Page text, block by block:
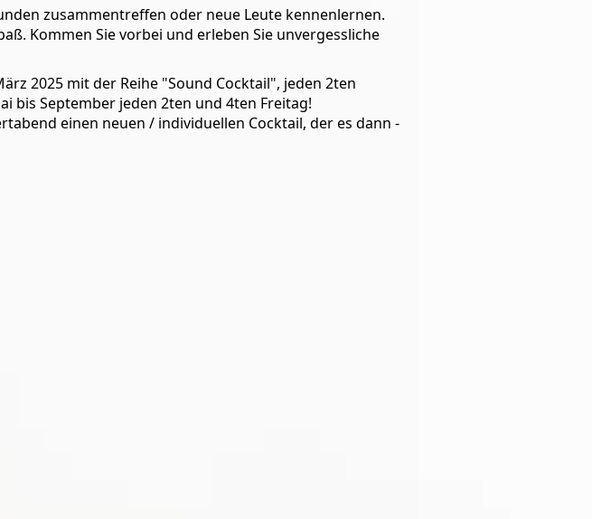
zusammentreffen oder neue Leute kennenlernen.
Kommen Sie vorbei und erleben Sie unvergessliche
2025 mit der Reihe "Sound Cocktail", jeden 2ten
bis September jeden 2ten und 4ten Freitag!
einen neuen / individuellen Cocktail, der es dann -